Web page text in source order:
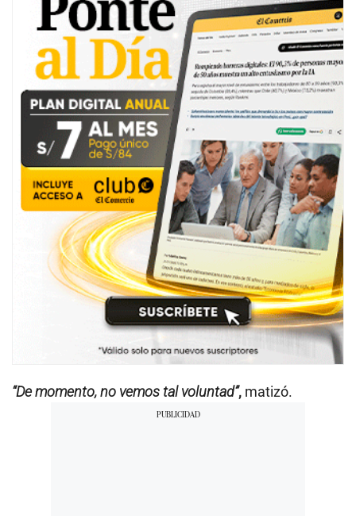
“De momento, no vemos tal voluntad”, matizó.